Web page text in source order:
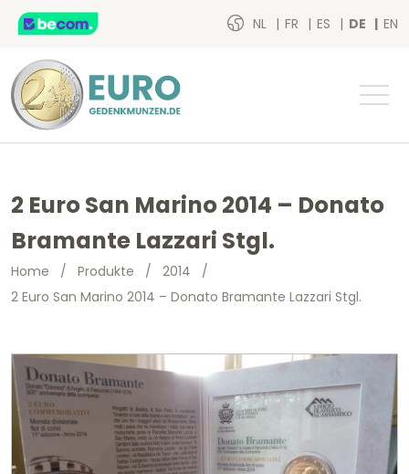
NL FR ES DE EN
2 Euro San Marino 2014 – Donato
Bramante Lazzari Stgl.
Home / Produkte / 2014 /
2 Euro San Marino 2014 – Donato Bramante Lazzari Stgl.